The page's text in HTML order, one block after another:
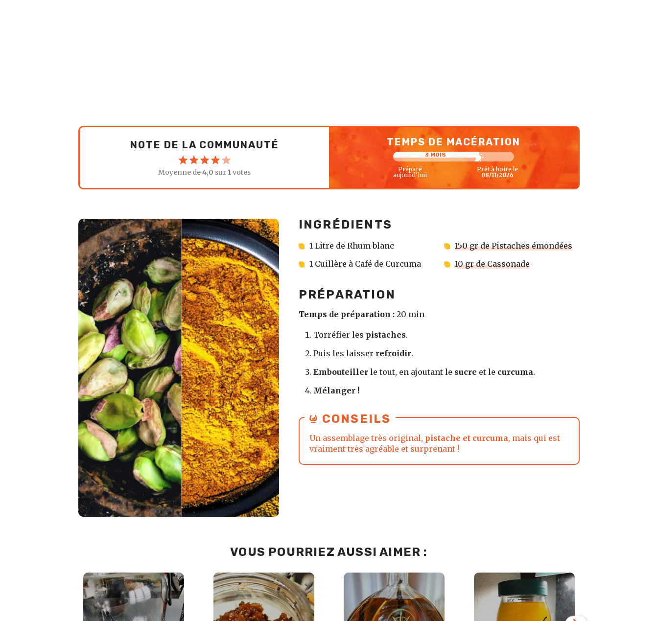
NOTE DE LA COMMUNAUTÉ
Moyenne de4,0 sur 1 votes
TEMPS DE MACÉRATION
3 MOIS
Préparé
aujourd'hui
Prêt à boire le
08/11/2026
INGRÉDIENTS
1 Litre de Rhum blanc
150 gr de Pistaches émondées
1 Cuillère à Café de Curcuma
10 gr de Cassonade
PRÉPARATION
Temps de préparation : 20 min
Torréfier les pistaches.
Puis les laisser refroidir.
Embouteillerle tout, en ajoutant le sucre et le curcuma.
Mélanger !
CONSEILS
Un assemblage très original, pistache et curcuma, mais qui est
vraiment très agréable et surprenant !
VOUS POURRIEZ AUSSI AIMER :